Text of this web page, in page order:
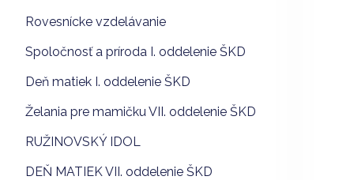
Rovesnícke vzdelávanie
Spoločnosť a príroda I. oddelenie ŠKD
Deň matiek I. oddelenie ŠKD
Želania pre mamičku VII. oddelenie ŠKD
RUŽINOVSKÝ IDOL
DEŇ MATIEK VII. oddelenie ŠKD